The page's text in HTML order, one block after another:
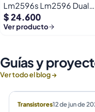
Lm2596s Lm2596 Dual
Usb 9-36v A 5v Dc Jack
$ 24.600
Ver producto
Guías y
Ver todo el blog →
Transistores12 de jun de